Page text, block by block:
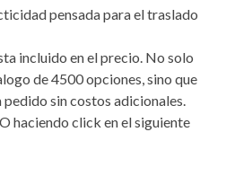
pensada para el traslado
incluido en el precio. No solo
de 4500 opciones, sino que
sin costos adicionales.
haciendo click en el siguiente